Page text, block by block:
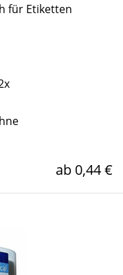
für Etiketten
ab 0,44 €